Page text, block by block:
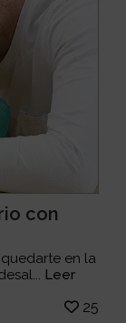
con
en la
Leer
25